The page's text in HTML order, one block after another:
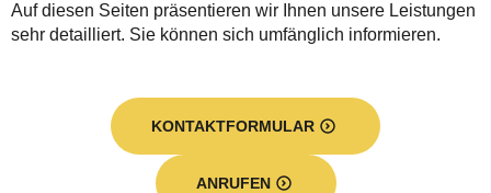
Auf diesen Seiten präsentieren wir Ihnen unsere Leistungen
sehr detailliert. Sie können sich umfänglich informieren.
KONTAKTFORMULAR
ANRUFEN